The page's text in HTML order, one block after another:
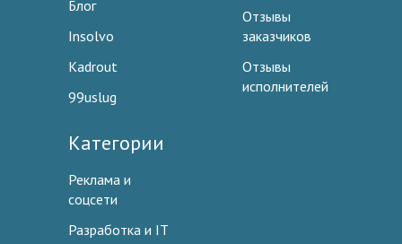
Блог
Insolvo
Kadrout
99uslug
Отзывы
заказчиков
Отзывы
исполнителей
Категории
Реклама и
соцсети
Разработка и IT